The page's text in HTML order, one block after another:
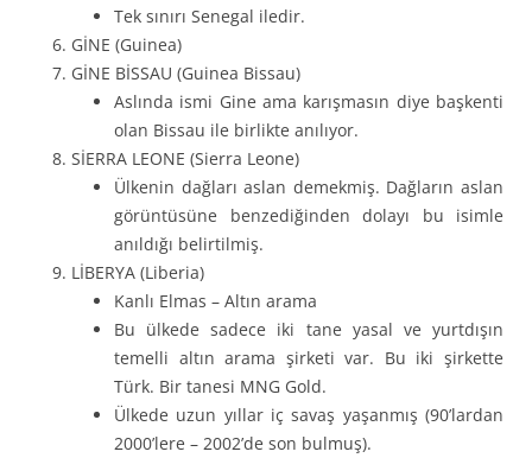
Tek sınırı Senegal iledir.
GİNE (Guinea)
GİNE BİSSAU (Guinea Bissau)
Aslında ismi Gine ama karışmasın diye başkenti
olan Bissau ile birlikte anılıyor.
SİERRA LEONE (Sierra Leone)
Ülkenin dağları aslan demekmiş. Dağların aslan
görüntüsüne benzediğinden dolayı bu isimle
anıldığı belirtilmiş.
LİBERYA (Liberia)
Kanlı Elmas – Altın arama
Bu ülkede sadece iki tane yasal ve yurtdışın
temelli altın arama şirketi var. Bu iki şirkette
Türk. Bir tanesi MNG Gold.
Ülkede uzun yıllar iç savaş yaşanmış (90’lardan
2000’lere – 2002’de son bulmuş).